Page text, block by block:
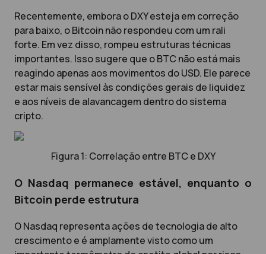
Recentemente, embora o DXY esteja em correção
para baixo, o Bitcoin não respondeu com um rali
forte. Em vez disso, rompeu estruturas técnicas
importantes. Isso sugere que o BTC não está mais
reagindo apenas aos movimentos do USD. Ele parece
estar mais sensível às condições gerais de liquidez
e aos níveis de alavancagem dentro do sistema
cripto.
Figura 1: Correlação entre BTC e DXY
O Nasdaq permanece estável, enquanto o
Bitcoin perde estrutura
O Nasdaq representa ações de tecnologia de alto
crescimento e é amplamente visto como um